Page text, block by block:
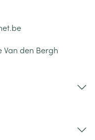
Van den Bergh